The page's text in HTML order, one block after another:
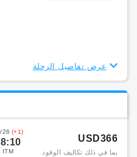
عرض تفاصيل الرحلة
26 (+1)
ITM
USD366
بما في ذلك تكاليف الوقود